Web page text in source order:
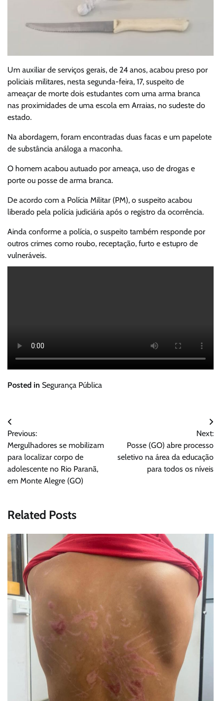
Um auxiliar de serviços gerais, de 24 anos, acabou preso por
policiais militares, nesta segunda-feira, 17, suspeito de
ameaçar de morte dois estudantes com uma arma branca
nas proximidades de uma escola em Arraias, no sudeste do
estado.
Na abordagem, foram encontradas duas facas e um papelote
de substância análoga a maconha.
O homem acabou autuado por ameaça, uso de drogas e
porte ou posse de arma branca.
De acordo com a Polícia Militar (PM), o suspeito acabou
liberado pela polícia judiciária após o registro da ocorrência.
Ainda conforme a polícia, o suspeito também responde por
outros crimes como roubo, receptação, furto e estupro de
vulneráveis.
Posted in Segurança Pública
Navegação
de
Post
Previous:
Mergulhadores se mobilizam
para localizar corpo de
adolescente no Rio Paranã,
em Monte Alegre (GO)
Next:
Posse (GO) abre processo
seletivo na área da educação
para todos os níveis
Related Posts